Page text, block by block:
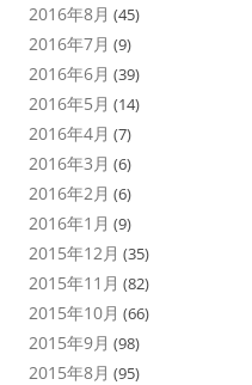
2016年8月 (45)
2016年7月 (9)
2016年6月 (39)
2016年5月 (14)
2016年4月 (7)
2016年3月 (6)
2016年2月 (6)
2016年1月 (9)
2015年12月 (35)
2015年11月 (82)
2015年10月 (66)
2015年9月 (98)
2015年8月 (95)